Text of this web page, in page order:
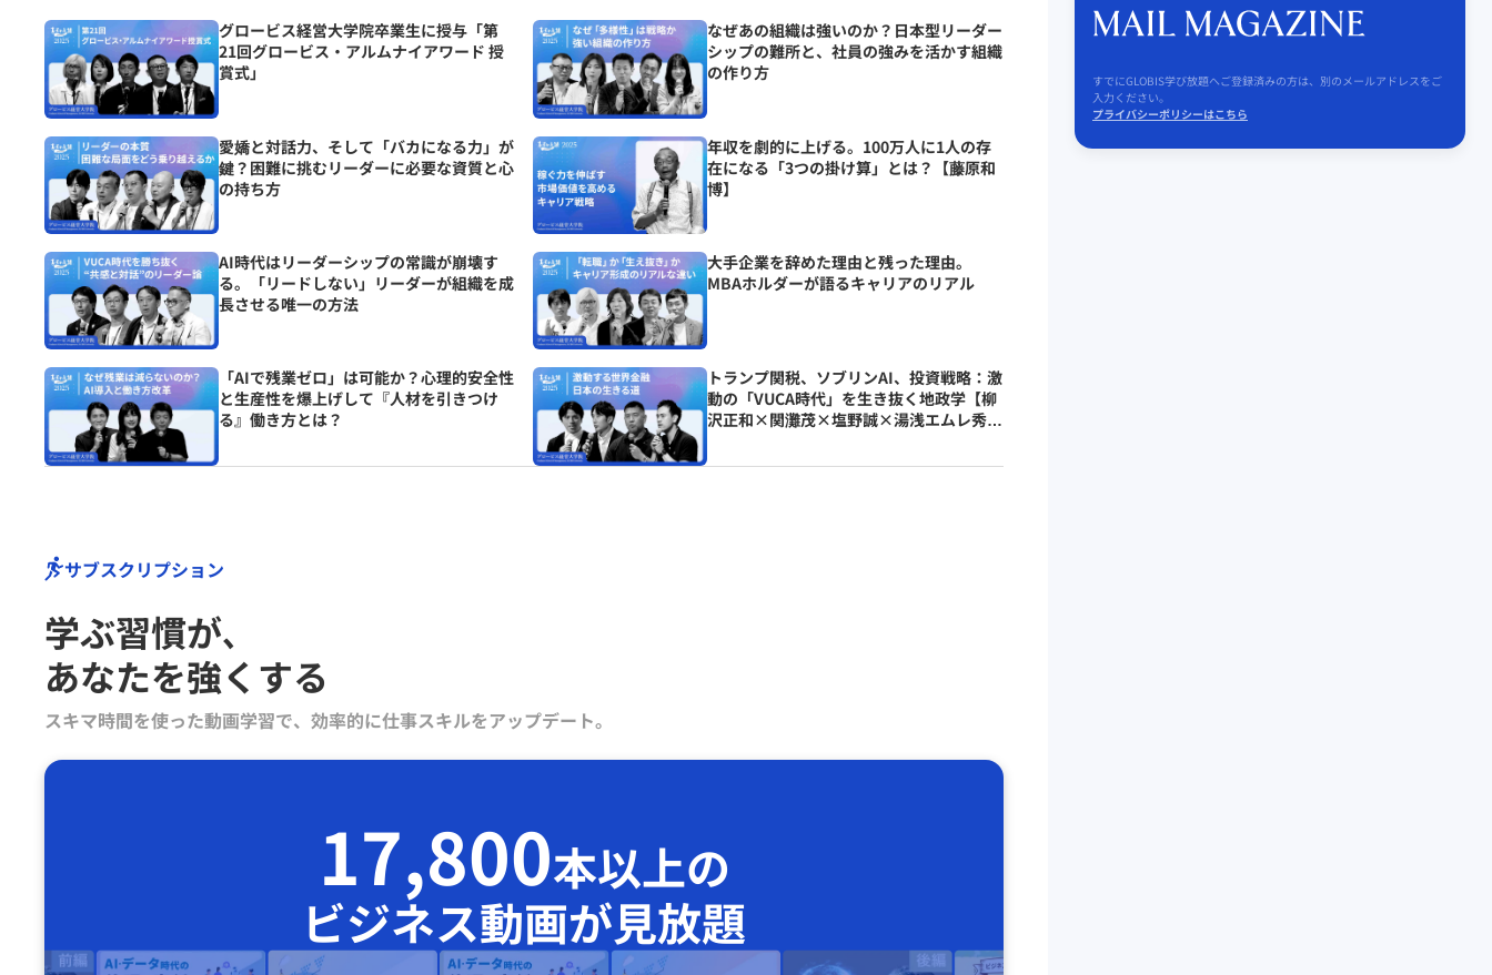
グロービス経営大学院卒業生に授与「第
21回グロービス・アルムナイアワード 授
賞式」
なぜあの組織は強いのか？日本型リーダー
シップの難所と、社員の強みを活かす組織
の作り方
愛嬌と対話力、そして「バカになる力」が
鍵？困難に挑むリーダーに必要な資質と心
の持ち方
年収を劇的に上げる。100万人に1人の存
在になる「3つの掛け算」とは？【藤原和
博】
AI時代はリーダーシップの常識が崩壊す
る。「リードしない」リーダーが組織を成
長させる唯一の方法
大手企業を辞めた理由と残った理由。
MBAホルダーが語るキャリアのリアル
「AIで残業ゼロ」は可能か？心理的安全性
と生産性を爆上げして『人材を引きつけ
る』働き方とは？
トランプ関税、ソブリンAI、投資戦略：激
動の「VUCA時代」を生き抜く地政学【柳
沢正和×関灘茂×塩野誠×湯浅エムレ秀
サブスクリプション
学ぶ習慣が､
あなたを強くする
スキマ時間を使った動画学習で、効率的に仕事スキルをアップデート。
17,800本以上の
ビジネス動画が見放題
すでにGLOBIS学び放題へご登録済みの方は、別のメールアドレスをご
入力ください。
プライバシーポリシーはこちら